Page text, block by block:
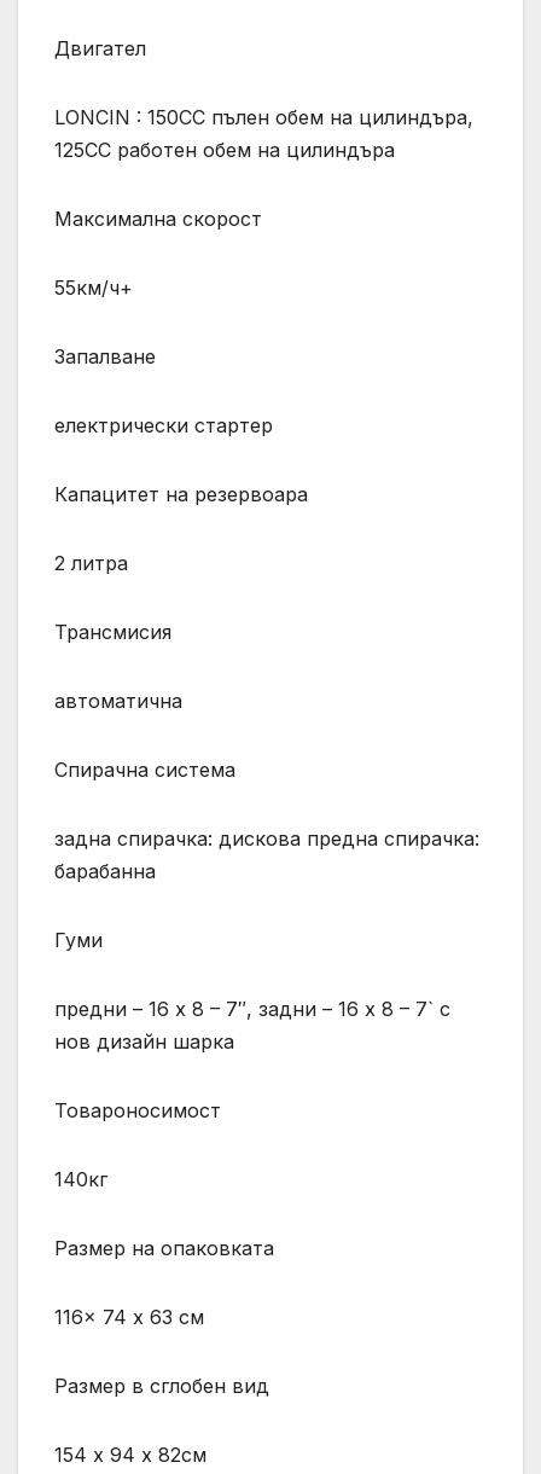
Двигател
LONCIN : 150CC пълен обем на цилиндъра,
125CC работен обем на цилиндъра
Максимална скорост
55км/ч+
Запалване
електрически стартер
Капацитет на резервоара
2 литра
Трансмисия
автоматична
Спирачна система
задна спирачка: дискова предна спирачка:
барабанна
Гуми
предни – 16 х 8 – 7″, задни – 16 х 8 – 7` с
нов дизайн шарка
Товароносимост
140кг
Размер на опаковката
116x 74 х 63 см
Размер в сглобен вид
154 х 94 х 82cм